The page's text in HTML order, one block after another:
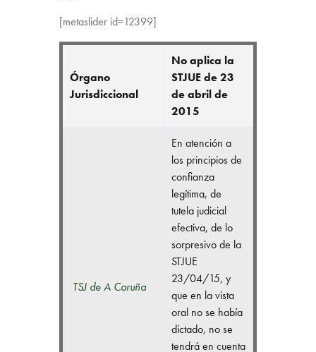
[metaslider id=12399]
Órgano
Jurisdiccional
No aplica la
STJUE de 23
de abril de
2015
TSJ de A Coruña
En atención a
los principios de
confianza
legítima, de
tutela judicial
efectiva, de lo
sorpresivo de la
STJUE
23/04/15, y
que en la vista
oral no se había
dictado, no se
tendrá en cuenta